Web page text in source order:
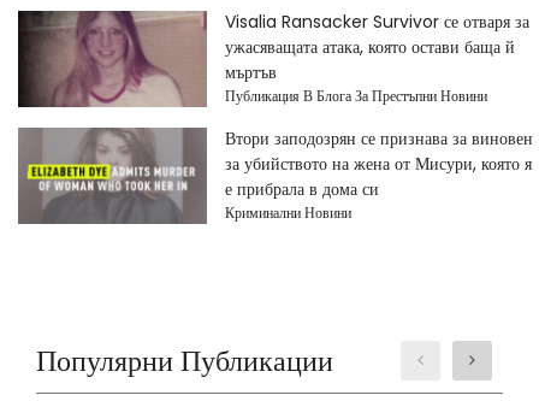
Visalia Ransacker Survivor се отваря за
ужасяващата атака, която остави баща й
мъртъв
Публикация В Блога За Престъпни Новини
Втори заподозрян се признава за виновен
за убийството на жена от Мисури, която я
е прибрала в дома си
Криминални Новини
Популярни Публикации